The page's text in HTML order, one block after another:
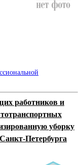
работников и
уборку
Петербурга